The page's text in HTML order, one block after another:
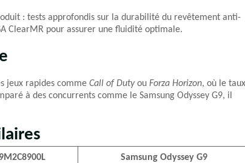
: tests approfondis sur la durabilité du revêtement anti-
ClearMR pour assurer une fluidité optimale.
jeux rapides comme Call of Dutyou Forza Horizon, où le taux
à des concurrents comme le Samsung Odyssey G9, il
Samsung Odyssey G9